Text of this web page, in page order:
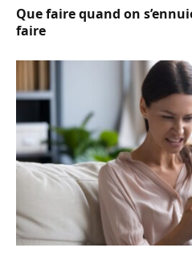
Que faire quand on
faire